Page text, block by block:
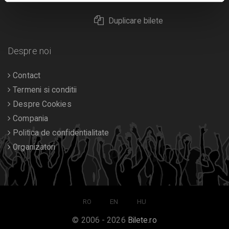
Duplicare bilete
Despre noi
Contact
Termeni si conditii
Despre Cookies
Compania
Politica de confidentialitate
Organizatori
RO EN HU
© 2006 - 2026 Bilete.ro